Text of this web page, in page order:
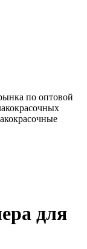
по оптовой
для